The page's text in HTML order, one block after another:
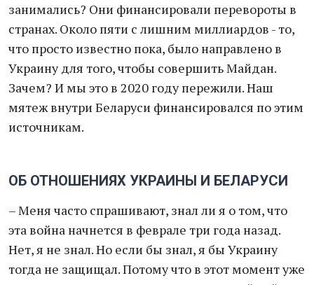
занимались? Они финансировали перевороты в
странах. Около пяти с лишним миллиардов - то,
что просто известно пока, было направлено в
Украину для того, чтобы совершить Майдан.
Зачем? И мы это в 2020 году пережили. Наш
мятеж внутри Беларуси финансировался по этим
источникам.
ОБ ОТНОШЕНИЯХ УКРАИНЫ И БЕЛАРУСИ
– Меня часто спрашивают, знал ли я о том, что
эта война начнется в феврале три года назад.
Нет, я не знал. Но если бы знал, я бы Украину
тогда не защищал. Потому что в этот момент уже